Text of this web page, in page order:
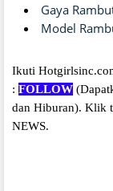
Gaya
Model
Ikuti
: FOLLOW
dan Hiburan). Klik
NEWS.